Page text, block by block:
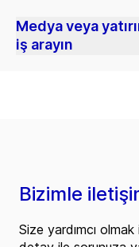
Medya veya
iş arayın
Bizimle
Size yardımcı